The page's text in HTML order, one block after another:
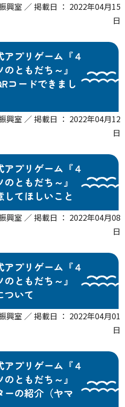
興室 ／ 掲載日 ： 2022年04月15
日
プリゲーム『４
のともだち～』
コードできまし
興室 ／ 掲載日 ： 2022年04月12
日
プリゲーム『４
のともだち～』
てほしいこと
興室 ／ 掲載日 ： 2022年04月08
日
プリゲーム『４
のともだち～』
ついて
興室 ／ 掲載日 ： 2022年04月01
日
プリゲーム『４
のともだち～』
ーの紹介（ヤマ